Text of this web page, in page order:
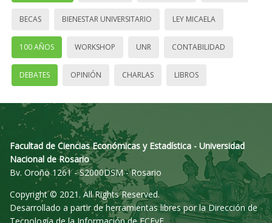
BECAS BIENESTAR UNIVERSITARIO LEY MICAELA
100 AÑOS WORKSHOP UNR CONTABILIDAD
DEBATES OPINIÓN CHARLAS LIBROS
Facultad de Ciencias Económicas y Estadística - Universidad
Nacional de Rosario
Bv. Oroño 1261 - S2000DSM - Rosario
Copyright © 2021. All Rights Reserved.
Desarrollado a partir de herramientas libres por la Dirección de